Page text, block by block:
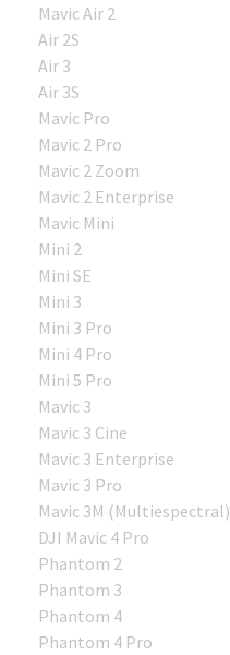
Mavic Air 2
Air 2S
Air 3
Air 3S
Mavic Pro
Mavic 2 Pro
Mavic 2 Zoom
Mavic 2 Enterprise
Mavic Mini
Mini 2
Mini SE
Mini 3
Mini 3 Pro
Mini 4 Pro
Mini 5 Pro
Mavic 3
Mavic 3 Cine
Mavic 3 Enterprise
Mavic 3 Pro
Mavic 3M (Multiespectral)
DJI Mavic 4 Pro
Phantom 2
Phantom 3
Phantom 4
Phantom 4 Pro